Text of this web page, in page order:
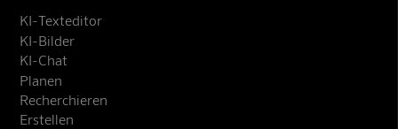
KI-Texteditor
KI-Bilder
KI-Chat
Planen
Recherchieren
Erstellen